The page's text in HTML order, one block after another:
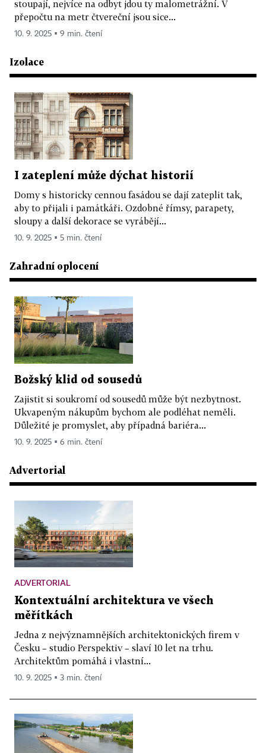
stoupají, nejvíce na odbyt jdou ty malometrážní. V
přepočtu na metr čtvereční jsou sice...
10. 9. 2025 ▪ 9 min. čtení
Izolace
I zateplení může dýchat historií
Domy s historicky cennou fasádou se dají zateplit tak,
aby to přijali i památkáři. Ozdobné římsy, parapety,
sloupy a další dekorace se vyrábějí...
10. 9. 2025 ▪ 5 min. čtení
Zahradní oplocení
Božský klid od sousedů
Zajistit si soukromí od sousedů může být nezbytnost.
Ukvapeným nákupům bychom ale podléhat neměli.
Důležité je promyslet, aby případná bariéra...
10. 9. 2025 ▪ 6 min. čtení
Advertorial
ADVERTORIAL
Kontextuální architektura ve všech
měřítkách
Jedna z nejvýznamnějších architektonických firem v
Česku – studio Perspektiv – slaví 10 let na trhu.
Architektům pomáhá i vlastní...
10. 9. 2025 ▪ 3 min. čtení